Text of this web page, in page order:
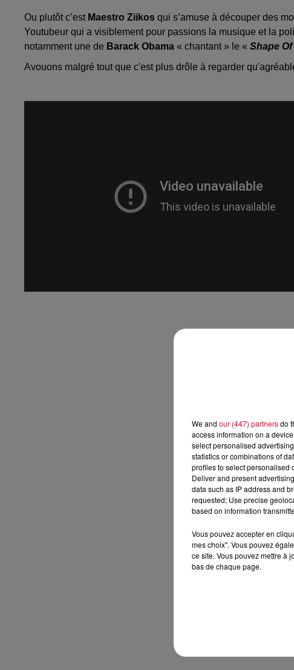
Ou plutôt c’est Maestro Ziikos qui s’amuse à découper des
Youtubeur qui a visiblement pour passions la musique et la
notamment une de Barack Obama « chantant » le « Shape
Avouons malgré tout que c'est plus drôle à regarder
We and our (447) partnersdo
access information on a
select personalised
statistics or combinations of
profiles to select personalised
Deliver and present
data such as IP address and
requested; Use precise
based on information
Vous pouvez accepter en
mes choix". Vous pouvez
ce site. Vous pouvez mettre à
bas de chaque page.